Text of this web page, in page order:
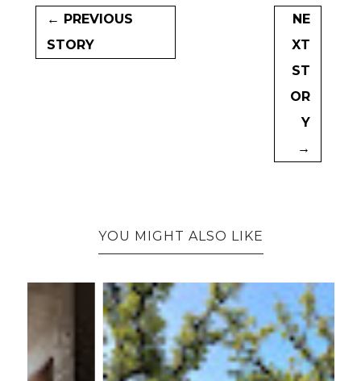
← PREVIOUS
STORY
NE
XT
ST
OR
Y
→
YOU MIGHT ALSO LIKE